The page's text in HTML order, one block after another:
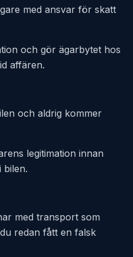
med ansvar för skatt
och gör ägarbytet hos
affären.
och aldrig kommer
legitimation innan
bilen.
med transport som
redan fått en falsk